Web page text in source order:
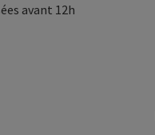
avant 12h